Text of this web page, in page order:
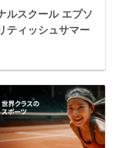
ルスクール エプソ
ティッシュサマー